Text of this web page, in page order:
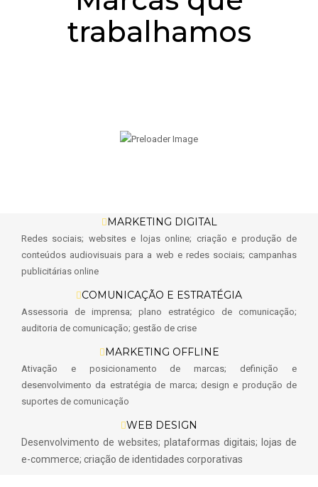
trabalhamos
MARKETING DIGITAL
Redes sociais; websites e lojas online; criação e produção de
conteúdos audiovisuais para a web e redes sociais; campanhas
publicitárias online
COMUNICAÇÃO E ESTRATÉGIA
Assessoria de imprensa; p lano estratégico de comunicação;
auditoria de comunicação; gestão de crise
MARKETING OFFLINE
Ativação e posicionamento de marcas; d efinição e
desenvolvimento da estratégia de marca; d esign e produção de
suportes de comunicação
WEB DESIGN
Desenvolvimento de websites; plataformas digitais; lojas de
e-commerce; criação de identidades corporativas